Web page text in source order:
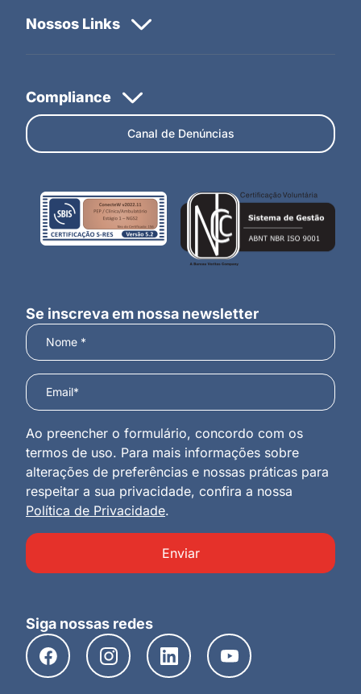
Canal de Denúncias
Se inscreva em nossa newsletter
Ao preencher o formulário, concordo com os
termos de uso. Para mais informações sobre
alterações de preferências e nossas práticas para
respeitar a sua privacidade, confira a nossa
Política de Privacidade.
Enviar
Siga nossas redes